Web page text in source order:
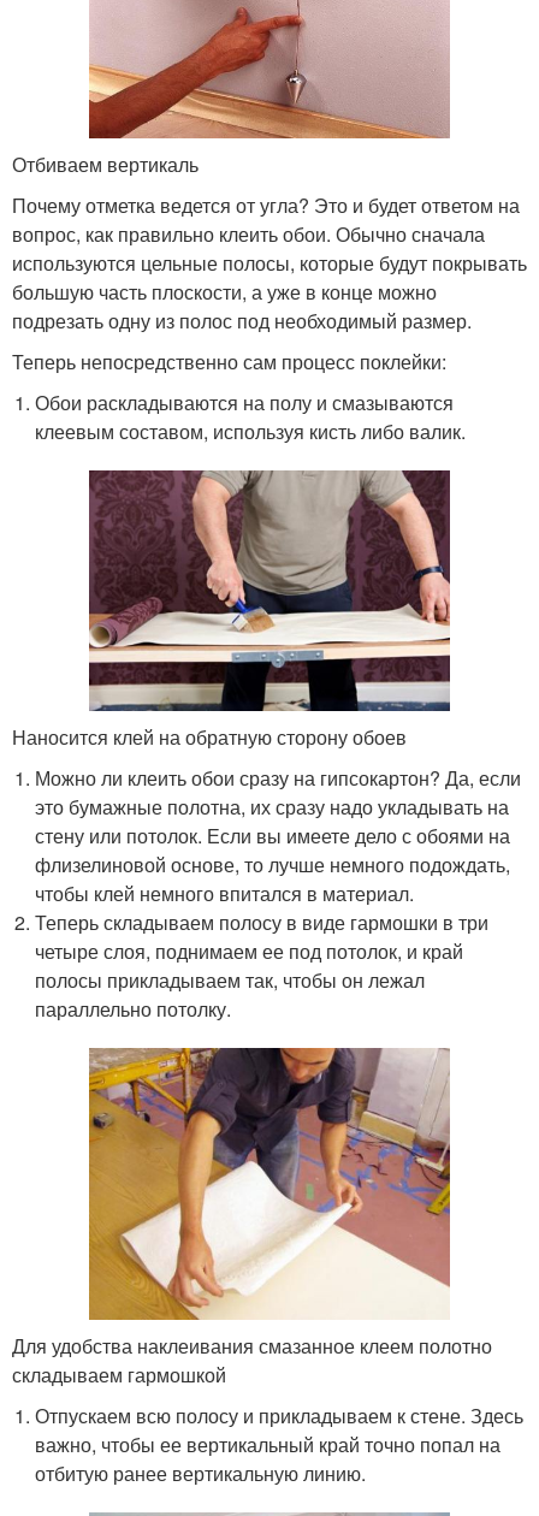
Отбиваем вертикаль
Почему отметка ведется от угла? Это и будет ответом на
вопрос, как правильно клеить обои. Обычно сначала
используются цельные полосы, которые будут покрывать
большую часть плоскости, а уже в конце можно
подрезать одну из полос под необходимый размер.
Теперь непосредственно сам процесс поклейки:
Обои раскладываются на полу и смазываются
клеевым составом, используя кисть либо валик.
Наносится клей на обратную сторону обоев
Можно ли клеить обои сразу на гипсокартон? Да, если
это бумажные полотна, их сразу надо укладывать на
стену или потолок. Если вы имеете дело с обоями на
флизелиновой основе, то лучше немного подождать,
чтобы клей немного впитался в материал.
Теперь складываем полосу в виде гармошки в три
четыре слоя, поднимаем ее под потолок, и край
полосы прикладываем так, чтобы он лежал
параллельно потолку.
Для удобства наклеивания смазанное клеем полотно
складываем гармошкой
Отпускаем всю полосу и прикладываем к стене. Здесь
важно, чтобы ее вертикальный край точно попал на
отбитую ранее вертикальную линию.